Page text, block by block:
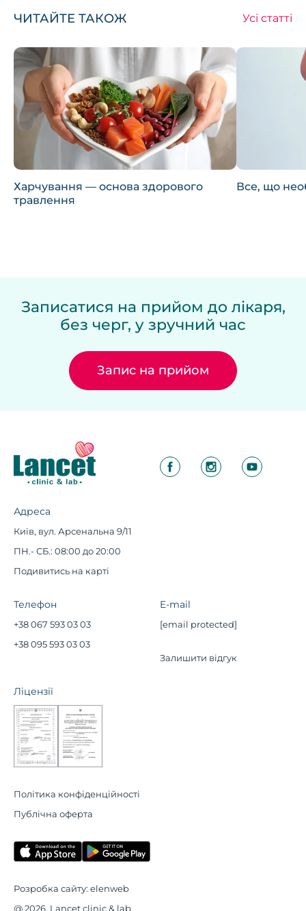
ЧИТАЙТЕ ТАКОЖ Усі статті
Харчування — основа здорового
травлення
Все, що
Записатися на прийом до лікаря,
без черг, у зручний час
Запис на прийом
Адреса
Київ, вул. Арсенальна 9/11
ПН.- СБ.: 08:00 до 20:00
Подивитись на карті
Телефон
+38 067 593 03 03
+38 095 593 03 03
E-mail
[email protected]
Залишити відгук
Ліцензії
Політика конфіденційності
Публічна оферта
Розробка сайту: elenweb
@ 2026, Lancet clinic & lab